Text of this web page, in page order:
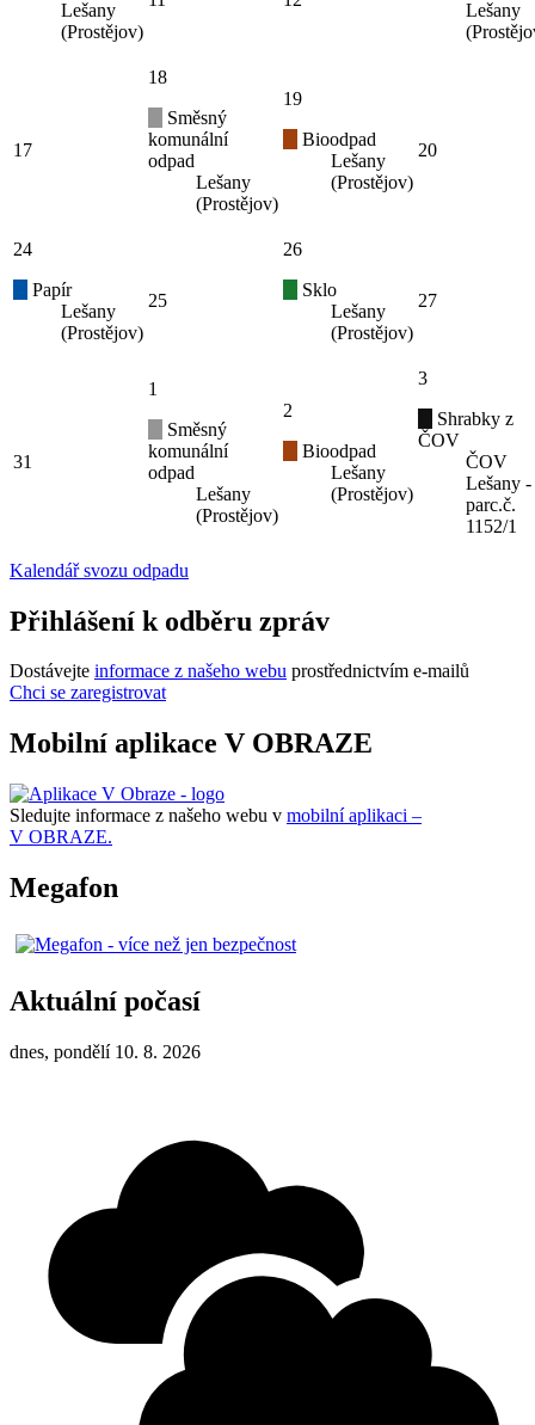
Lešany
(Prostějov)
Lešany
17
18
Směsný
komunální
odpad
Lešany
(Prostějov)
19
Bioodpad
Lešany
(Prostějov)
20
24
Papír
Lešany
(Prostějov)
25
26
Sklo
Lešany
(Prostějov)
27
31
1
Směsný
komunální
odpad
Lešany
(Prostějov)
2
Bioodpad
Lešany
(Prostějov)
3
Shrabky z
ČOV
ČOV
Lešany -
parc.č.
1152/1
Kalendář svozu odpadu
Přihlášení k odběru zpráv
Dostávejte informace z našeho webu prostřednictvím e-mailů
Chci se zaregistrovat
Mobilní aplikace V OBRAZE
Sledujte informace z našeho webu v mobilní aplikaci –
V OBRAZE.
Megafon
Aktuální počasí
dnes, pondělí 10. 8. 2026